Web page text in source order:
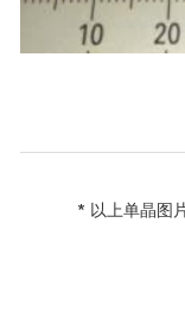
* 以上单晶图